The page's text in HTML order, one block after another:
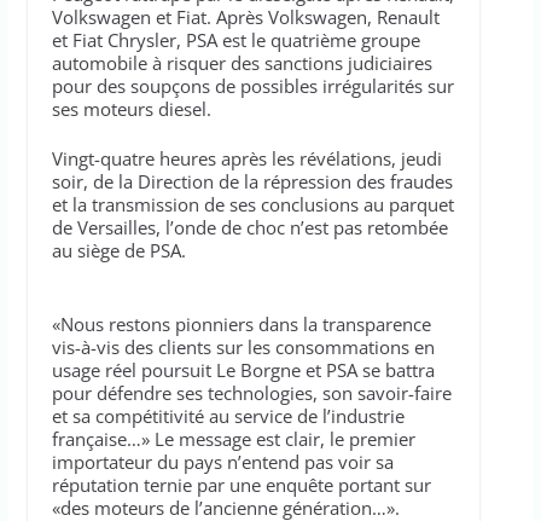
Volkswagen et Fiat. Après Volkswagen, Renault
et Fiat Chrysler, PSA est le quatrième groupe
automobile à risquer des sanctions judiciaires
pour des soupçons de possibles irrégularités sur
ses moteurs diesel.
Vingt-quatre heures après les révélations, jeudi
soir, de la Direction de la répression des fraudes
et la transmission de ses conclusions au parquet
de Versailles, l’onde de choc n’est pas retombée
au siège de PSA.
«Nous restons pionniers dans la transparence
vis-à-vis des clients sur les consommations en
usage réel poursuit Le Borgne et PSA se battra
pour défendre ses technologies, son savoir-faire
et sa compétitivité au service de l’industrie
française…» Le message est clair, le premier
importateur du pays n’entend pas voir sa
réputation ternie par une enquête portant sur
«des moteurs de l’ancienne génération…».